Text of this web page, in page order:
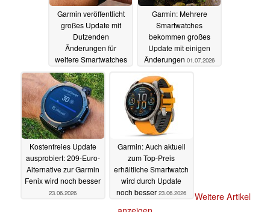
Garmin veröffentlicht
großes Update mit
Dutzenden
Änderungen für
weitere Smartwatches
02.07.2026
Garmin: Mehrere
Smartwatches
bekommen großes
Update mit einigen
Änderungen 01.07.2026
Kostenfreies Update
ausprobiert: 209-Euro-
Alternative zur Garmin
Fenix wird noch besser
23.06.2026
Garmin: Auch aktuell
zum Top-Preis
erhältliche Smartwatch
wird durch Update
noch besser 23.06.2026
Weitere Artikel